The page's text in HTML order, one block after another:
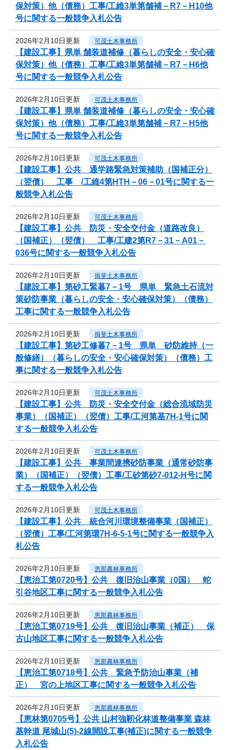
保対策）他（債務）工事/工維3単第舗補－R7－H10他
号に関する一般競争入札公告
2026年2月10日更新 可茂土木事務所
【建設工事】県単 舗装道補修（暮らしの安全・安心確
保対策）他（債務）工事/工維3単第舗補－R7－H6他
号に関する一般競争入札公告
2026年2月10日更新 可茂土木事務所
【建設工事】県単 舗装道補修（暮らしの安全・安心確
保対策）他（債務）工事/工維3単第舗補－R7－H5他
号に関する一般競争入札公告
2026年2月10日更新 可茂土木事務所
【建設工事】公共 通学路緊急対策補助（国補正分）
（翌債） 工事 /工維4第HTH－06－01号に関する一
般競争入札公告
2026年2月10日更新 可茂土木事務所
【建設工事】公共 防災・安全交付金（道路改良）
（国補正）（翌債） 工事/工建2第R7－31－A01－
036号に関する一般競争入札公告
2026年2月10日更新 揖斐土木事務所
【建設工事】第砂工緊暮7－1号 県単 緊急土石流対
策砂防事業（暮らしの安全・安心確保対策）（債務）
工事に関する一般競争入札公告
2026年2月10日更新 揖斐土木事務所
【建設工事】第砂工修暮7－1号 県単 砂防維持（一
般修繕）（暮らしの安全・安心確保対策）（債務）工
事に関する一般競争入札公告
2026年2月10日更新 可茂土木事務所
【建設工事】公共 防災・安全交付金（総合流域防災
事業）（国補正）（翌債）工事/工河第基7H-1号に関
する一般競争入札公告
2026年2月10日更新 可茂土木事務所
【建設工事】公共 事業間連携砂防事業（通常砂防事
業）（国補正）（翌債）工事/工砂第砂7-012‐H号に関
する一般競争入札公告
2026年2月10日更新 可茂土木事務所
【建設工事】公共 統合河川環境整備事業（国補正）
（翌債）工事/工河第環7H-6-5-1号に関する一般競争入
札公告
2026年2月10日更新 恵那農林事務所
【恵治工第0720号】公共 復旧治山事業（0国） 蛇
引谷地区工事に関する一般競争入札公告
2026年2月10日更新 恵那農林事務所
【恵治工第0719号】公共 復旧治山事業（補正） 保
古山地区工事に関する一般競争入札公告
2026年2月10日更新 恵那農林事務所
【恵治工第0718号】公共 緊急予防治山事業（補
正） 宮の上地区工事に関する一般競争入札公告
2026年2月10日更新 恵那農林事務所
【恵林第0705号】公共 山村強靭化林道整備事業 森林
基幹道 尾城山(5)-2線開設工事(補正)に関する一般競争
入札公告